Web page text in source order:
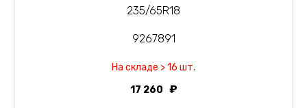
235/65R18
9267891
На складе > 16 шт.
17 260